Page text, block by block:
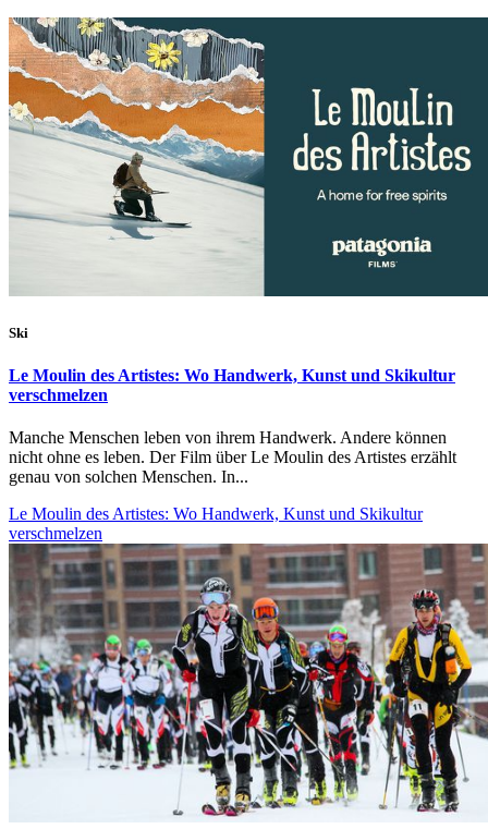
Ski
Le Moulin des Artistes: Wo Handwerk, Kunst und Skikultur
verschmelzen
Manche Menschen leben von ihrem Handwerk. Andere können
nicht ohne es leben. Der Film über Le Moulin des Artistes erzählt
genau von solchen Menschen. In...
Le Moulin des Artistes: Wo Handwerk, Kunst und Skikultur
verschmelzen